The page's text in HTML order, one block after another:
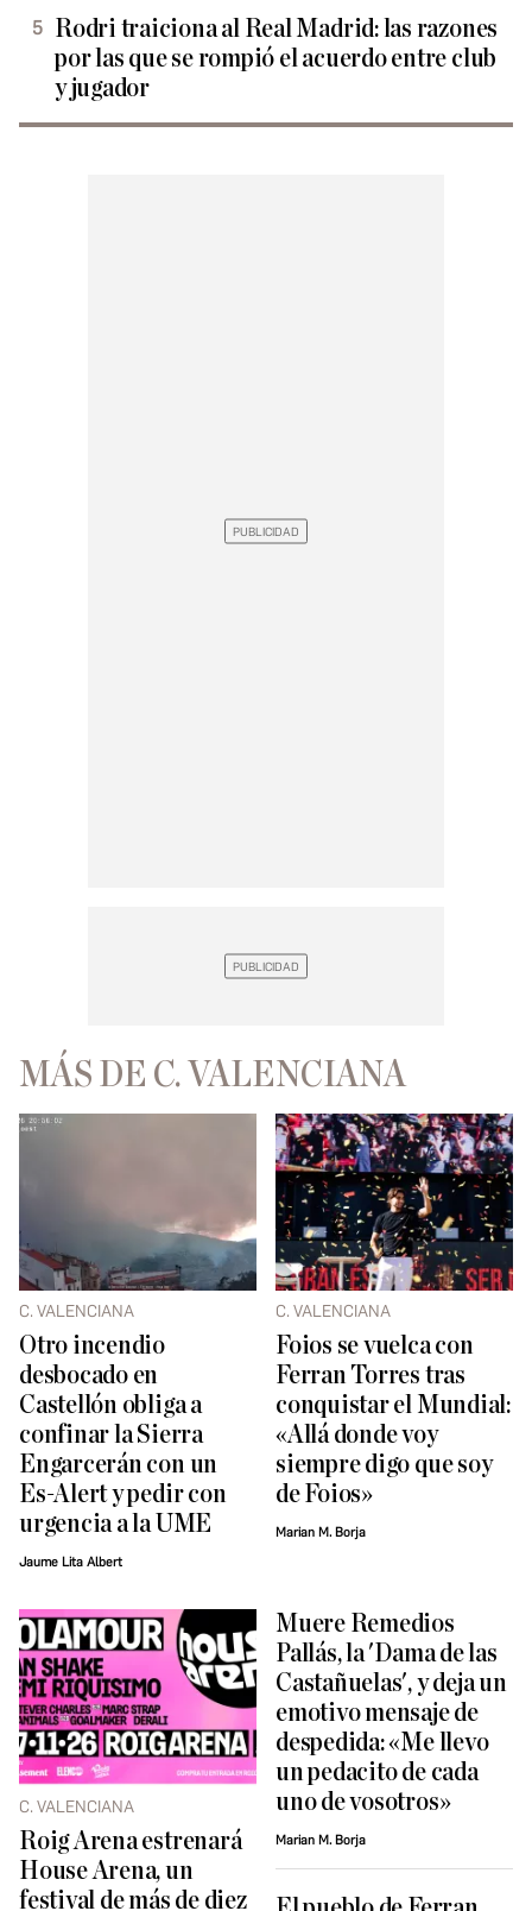
Rodri traiciona al Real Madrid: las razones
por las que se rompió el acuerdo entre club
y jugador
MÁS DE C. VALENCIANA
C. VALENCIANA
Otro incendio
desbocado en
Castellón obliga a
confinar la Sierra
Engarcerán con un
Es-Alert y pedir con
urgencia a la UME
Jaume Lita Albert
C. VALENCIANA
Foios se vuelca con
Ferran Torres tras
conquistar el Mundial:
«Allá donde voy
siempre digo que soy
de Foios»
Marian M. Borja
C. VALENCIANA
Roig Arena estrenará
House Arena, un
festival de más de diez
Muere Remedios
Pallás, la 'Dama de las
Castañuelas', y deja un
emotivo mensaje de
despedida: «Me llevo
un pedacito de cada
uno de vosotros»
Marian M. Borja